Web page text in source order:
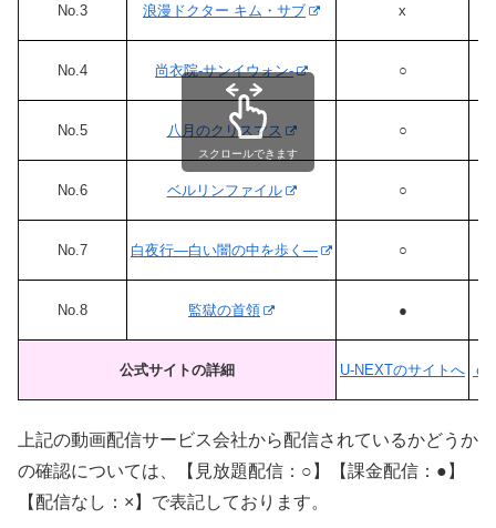
No.3 浪漫ドクター キム・サブ x
No.4 尚衣院-サンイウォン- ○
No.5 八月のクリスマス ○
No.6 ベルリンファイル ○
No.7 白夜行―白い闇の中を歩く― ○
No.8 監獄の首領 ●
公式サイトの詳細 U-NEXTのサイトへ ｄ
スクロールできます
上記の動画配信サービス会社から配信されているかどうか
の確認については、【見放題配信：○】【課金配信：●】
【配信なし：×】で表記しております。